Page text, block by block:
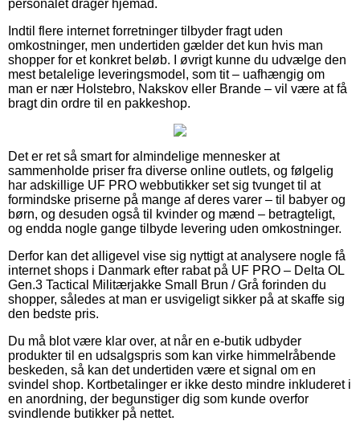
personalet drager hjemad.
Indtil flere internet forretninger tilbyder fragt uden
omkostninger, men undertiden gælder det kun hvis man
shopper for et konkret beløb. I øvrigt kunne du udvælge den
mest betalelige leveringsmodel, som tit – uafhængig om
man er nær Holstebro, Nakskov eller Brande – vil være at få
bragt din ordre til en pakkeshop.
Det er ret så smart for almindelige mennesker at
sammenholde priser fra diverse online outlets, og følgelig
har adskillige UF PRO webbutikker set sig tvunget til at
formindske priserne på mange af deres varer – til babyer og
børn, og desuden også til kvinder og mænd – betragteligt,
og endda nogle gange tilbyde levering uden omkostninger.
Derfor kan det alligevel vise sig nyttigt at analysere nogle få
internet shops i Danmark efter rabat på UF PRO – Delta OL
Gen.3 Tactical Militærjakke Small Brun / Grå forinden du
shopper, således at man er usvigeligt sikker på at skaffe sig
den bedste pris.
Du må blot være klar over, at når en e-butik udbyder
produkter til en udsalgspris som kan virke himmelråbende
beskeden, så kan det undertiden være et signal om en
svindel shop. Kortbetalinger er ikke desto mindre inkluderet i
en anordning, der begunstiger dig som kunde overfor
svindlende butikker på nettet.